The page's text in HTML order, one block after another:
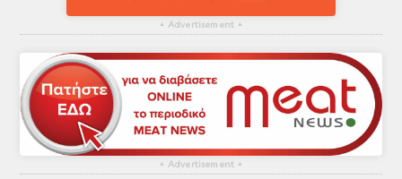
▴ Advertisement ▴
▴ Advertisement ▴